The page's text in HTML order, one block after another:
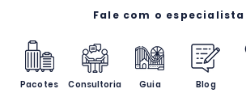
Pacotes Consultoria Guia Blog